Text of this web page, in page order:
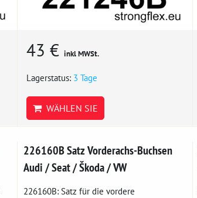
43 € inkl MWSt.
Lagerstatus: 3 Tage
WÄHLEN SIE
226160B Satz Vorderachs-Buchsen
Audi / Seat / Škoda / VW
226160B: Satz für die vordere